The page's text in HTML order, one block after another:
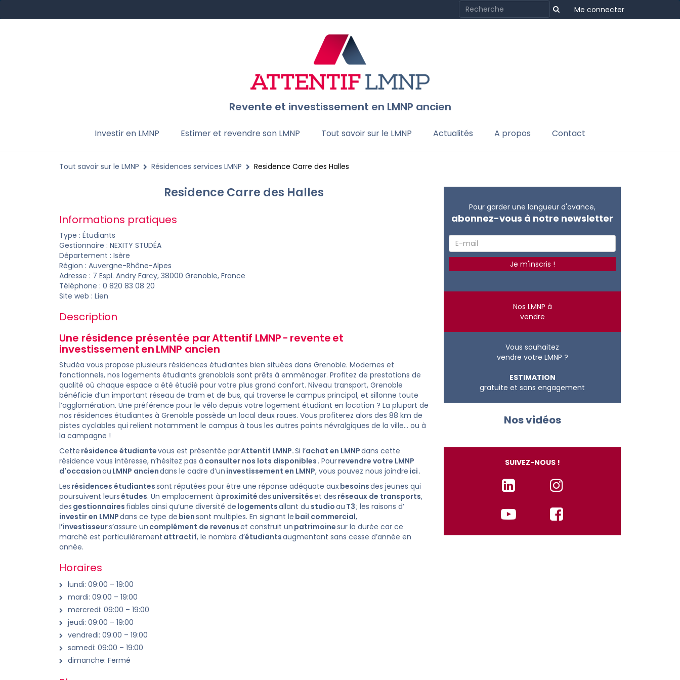
Me connecter
Revente et investissement en LMNP ancien
Investir en LMNP Estimer et revendre son LMNP Tout savoir sur le LMNP Actualités A propos Contact
Tout savoir sur le LMNP Résidences services LMNP Residence Carre des Halles
Residence Carre des Halles
Informations pratiques
Type : Étudiants
Gestionnaire : NEXITY STUDÉA
Département : Isère
Région : Auvergne-Rhône-Alpes
Adresse : 7 Espl. Andry Farcy, 38000 Grenoble, France
Téléphone : 0 820 83 08 20
Site web : Lien
Description
Une résidence présentée par Attentif LMNP - reventeet
investissementenLMNP ancien
Studéa vous propose plusieurs résidences étudiantes bien situées dans Grenoble. Modernes et
fonctionnels, nos logements étudiants grenoblois sont prêts à emménager. Profitez de prestations de
qualité où chaque espace a été étudié pour votre plus grand confort. Niveau transport, Grenoble
bénéficie d’un important réseau de tram et de bus, qui traverse le campus principal, et sillonne toute
l’agglomération. Une préférence pour le vélo depuis votre logement étudiant en location ? La plupart de
nos résidences étudiantes à Grenoble possède un local deux roues. Vous profiterez alors des 88 km de
pistes cyclables qui relient notamment le campus à tous les autres points névralgiques de la ville… ou à
la campagne !
Cette résidence étudiantevous est présentée parAttentif LMNP.Si l’achat en LMNPdans cette
résidence vous intéresse, n’hésitez pas à consulter nos lots disponibles . Pourrevendre votre LMNP
d'occasionou LMNP anciendans le cadre d’un investissement en LMNP, vous pouvez nous joindre ici .
Les résidences étudiantessont réputées pour être une réponse adéquate auxbesoinsdes jeunes qui
poursuivent leursétudes. Un emplacement à proximitédes universitéset des réseaux de transports,
des gestionnaires fiables ainsi qu’une diversité de logementsallant du studioau T3; les raisons d’
investir en LMNPdans ce type de biensont multiples. En signant le bail commercial,
l’investisseurs’assure un complément de revenuset construit un patrimoinesur la durée car ce
marché est particulièrement attractif, le nombre d’étudiantsaugmentant sans cesse d’année en
année.
Horaires
lundi: 09:00 – 19:00
mardi: 09:00 – 19:00
mercredi: 09:00 – 19:00
jeudi: 09:00 – 19:00
vendredi: 09:00 – 19:00
samedi: 09:00 – 19:00
dimanche: Fermé
Pour garder une longueur d'avance,
abonnez-vous à notre newsletter
Nos LMNP à
vendre
Vous souhaitez
vendre votre LMNP ?
ESTIMATION
gratuite et sans engagement
Nos vidéos
SUIVEZ-NOUS !